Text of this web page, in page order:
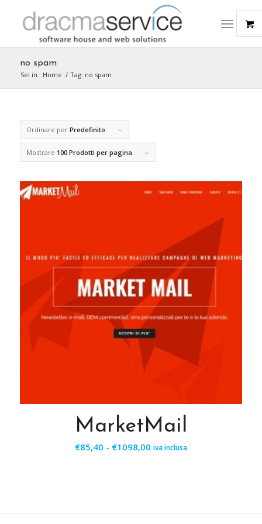
no spam
Sei in: Home / Tag: no spam
Ordinare per Predefinito
Mostrare 100 Prodotti per pagina
MarketMail
€85,40 - €1098,00Fascia
iva inclusa